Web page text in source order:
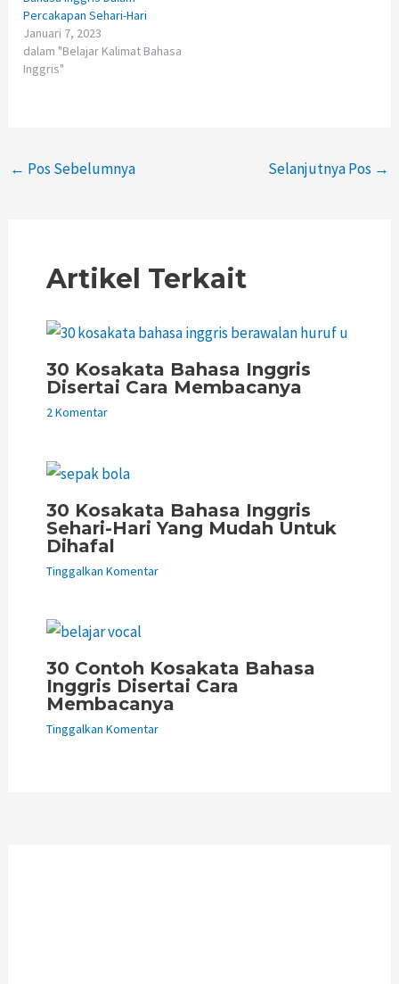
Percakapan Sehari-Hari
Januari 7, 2023
dalam "Belajar Kalimat Bahasa
Inggris"
← Pos Sebelumnya Selanjutnya Pos →
Artikel Terkait
30 Kosakata Bahasa Inggris
Disertai Cara Membacanya
2 Komentar
30 Kosakata Bahasa Inggris
Sehari-Hari Yang Mudah Untuk
Dihafal
Tinggalkan Komentar
30 Contoh Kosakata Bahasa
Inggris Disertai Cara
Membacanya
Tinggalkan Komentar